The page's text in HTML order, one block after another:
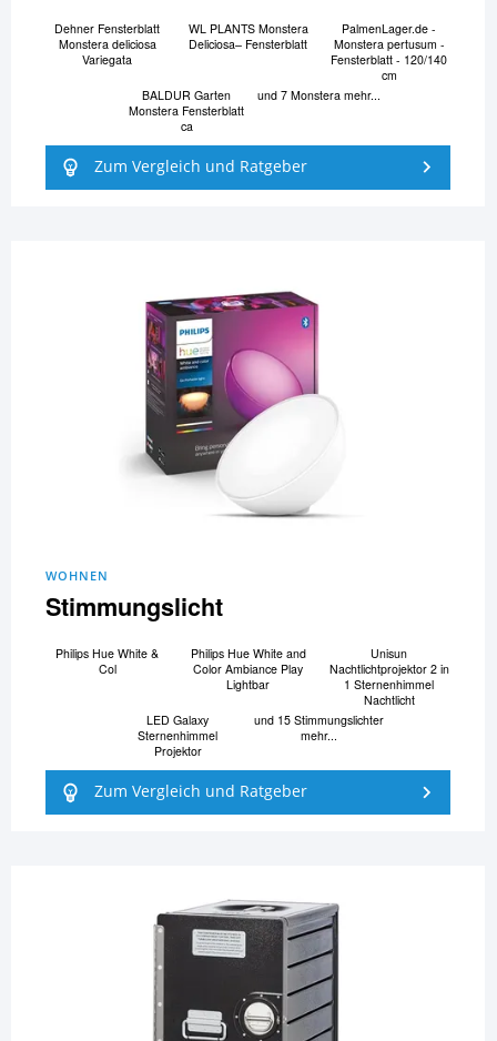
Dehner Fensterblatt
Monstera deliciosa
Variegata
WL PLANTS Monstera
Deliciosa– Fensterblatt
PalmenLager.de -
Monstera pertusum -
Fensterblatt - 120/140
cm
BALDUR Garten
Monstera Fensterblatt
ca
und 7 Monstera mehr...
Zum Vergleich und Ratgeber
WOHNEN
Stimmungslicht
Philips Hue White &
Col
Philips Hue White and
Color Ambiance Play
Lightbar
Unisun
Nachtlichtprojektor 2 in
1 Sternenhimmel
Nachtlicht
LED Galaxy
Sternenhimmel
Projektor
und 15 Stimmungslichter
mehr...
Zum Vergleich und Ratgeber